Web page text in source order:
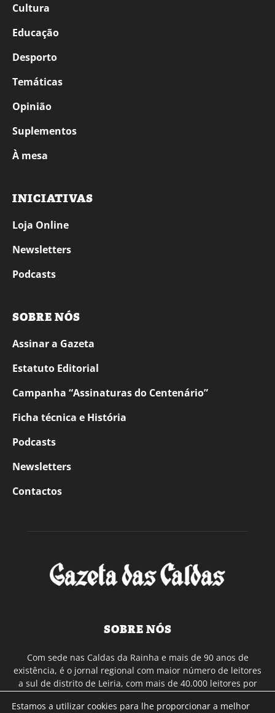
Cultura
Educação
Desporto
Temáticas
Opinião
Suplementos
À mesa
INICIATIVAS
Loja Online
Newsletters
Podcasts
SOBRE NÓS
Assinar a Gazeta
Estatuto Editorial
Campanha “Assinaturas do Centenário”
Ficha técnica e História
Podcasts
Newsletters
Contactos
SOBRE NÓS
Com sede nas Caldas da Rainha e mais de 90 anos de
existência, é o jornal regional com maior número de leitores
a sul de distrito de Leiria, com mais de 40.000 leitores por
Continental e assinatura online.
Estamos a utilizar cookies para lhe proporcionar a melhor